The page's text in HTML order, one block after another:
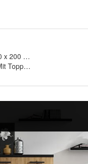
51, Grau - Itaka 50,